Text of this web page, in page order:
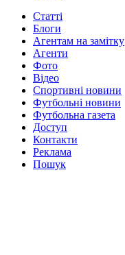
Статті
Блоги
Агентам на замітку
Агенти
Фото
Відео
Спортивні новини
Футбольні новини
Футбольна газета
Доступ
Контакти
Реклама
Пошук